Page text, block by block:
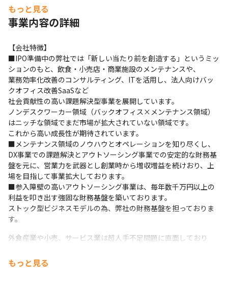
もっと見る
事業内容の詳細
【会社特徴】
■IPO準備中の弊社では「新しい当たり前を創造する」というミッ
ションのもと、飲食・小売店・商業施設のメンテナンスや、
業務効率化改善のコンサルティング、ITを活用し、法人向けバッ
クオフィス改善SaaSなど
社会貢献性の高い課題解決型事業を展開しています。
ノンデスクワーカー領域（バックオフィス×メンテナンス領域）
はニッチな領域でまだ市場が拡大されていない領域です。
これから高い成長性が期待されています。
■メンテナンス領域のノウハウとオペレーションを知り尽くし、
DX事業での課題解決とアウトソーシング事業での安定的な財務基
盤を元に、営業力を武器とし創業時から増収増益を続けおり、上
場を目指して事業拡大しております。
■参入障壁の高いアウトソーシング事業は、毎年数千万円以上の
利益を叩き出す強固な財務基盤を築いております。
ストック型ビジネスモデルの為、弊社の財務基盤を担っておりま
す。
外食産業や小売、サービス業は超人手不足問題に直面しており
くブルーオーシャンであり、既存事業を通じて顧客オペレーショ
ンを知り尽くしている優位性から、新市場で大きなキャリアアッ
もっと見る